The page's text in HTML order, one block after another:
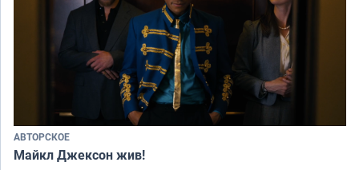
АВТОРСКОЕ
Майкл Джексон жив!